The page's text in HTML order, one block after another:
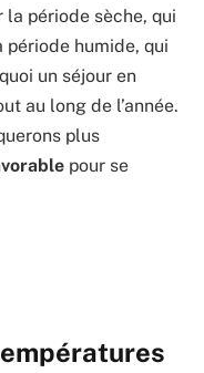
période sèche, qui
période humide, qui
un séjour en
au long de l’année.
plus
pour se